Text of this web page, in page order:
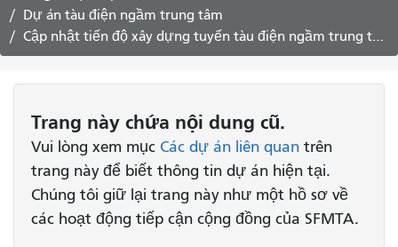
Dự án tàu điện ngầm trung tâm
Cập nhật tiến độ xây dựng tuyến tàu điện ngầm trung tâm ngày 30/10/2015
Trang này chứa nội dung cũ.
Vui lòng xem mục Các dự án liên quan trên
trang này để biết thông tin dự án hiện tại.
Chúng tôi giữ lại trang này như một hồ sơ về
các hoạt động tiếp cận cộng đồng của SFMTA.